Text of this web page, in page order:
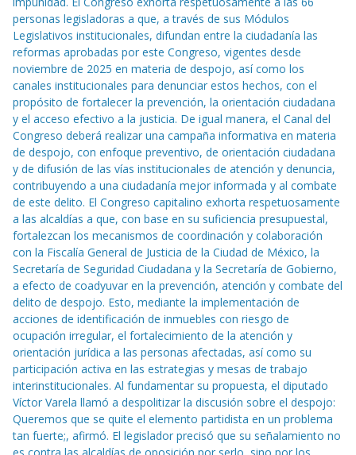
personas legisladoras a que, a través de sus Módulos
Legislativos institucionales, difundan entre la ciudadanía las
reformas aprobadas por este Congreso, vigentes desde
noviembre de 2025 en materia de despojo, así como los
canales institucionales para denunciar estos hechos, con el
propósito de fortalecer la prevención, la orientación ciudadana
y el acceso efectivo a la justicia. De igual manera, el Canal del
Congreso deberá realizar una campaña informativa en materia
de despojo, con enfoque preventivo, de orientación ciudadana
y de difusión de las vías institucionales de atención y denuncia,
contribuyendo a una ciudadanía mejor informada y al combate
de este delito. El Congreso capitalino exhorta respetuosamente
a las alcaldías a que, con base en su suficiencia presupuestal,
fortalezcan los mecanismos de coordinación y colaboración
con la Fiscalía General de Justicia de la Ciudad de México, la
Secretaría de Seguridad Ciudadana y la Secretaría de Gobierno,
a efecto de coadyuvar en la prevención, atención y combate del
delito de despojo. Esto, mediante la implementación de
acciones de identificación de inmuebles con riesgo de
ocupación irregular, el fortalecimiento de la atención y
orientación jurídica a las personas afectadas, así como su
participación activa en las estrategias y mesas de trabajo
interinstitucionales. Al fundamentar su propuesta, el diputado
Víctor Varela llamó a despolitizar la discusión sobre el despojo:
Queremos que se quite el elemento partidista en un problema
tan fuerte;, afirmó. El legislador precisó que su señalamiento no